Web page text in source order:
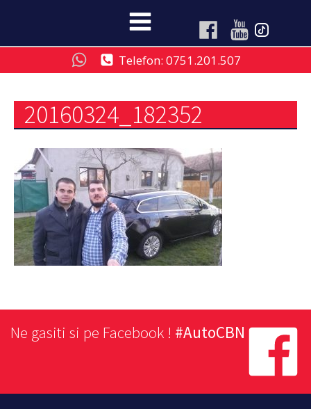
Telefon: 0751.201.507
20160324_182352
Ne gasiti si pe Facebook ! #AutoCBN